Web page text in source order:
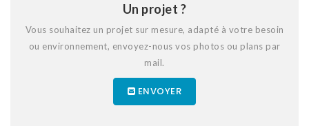
Un projet ?
Vous souhaitez un projet sur mesure, adapté à votre besoin
ou environnement, envoyez-nous vos photos ou plans par
mail.
ENVOYER